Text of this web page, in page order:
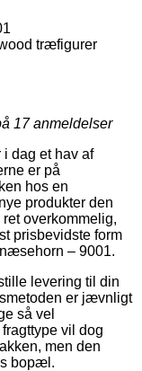
træfigurer
17anmeldelser
dag et hav af
er på
hos en
produkter den
overkommelig,
prisbevidste form
– 9001.
levering til din
er jævnligt
så vel
vil dog
men den
bopæl.